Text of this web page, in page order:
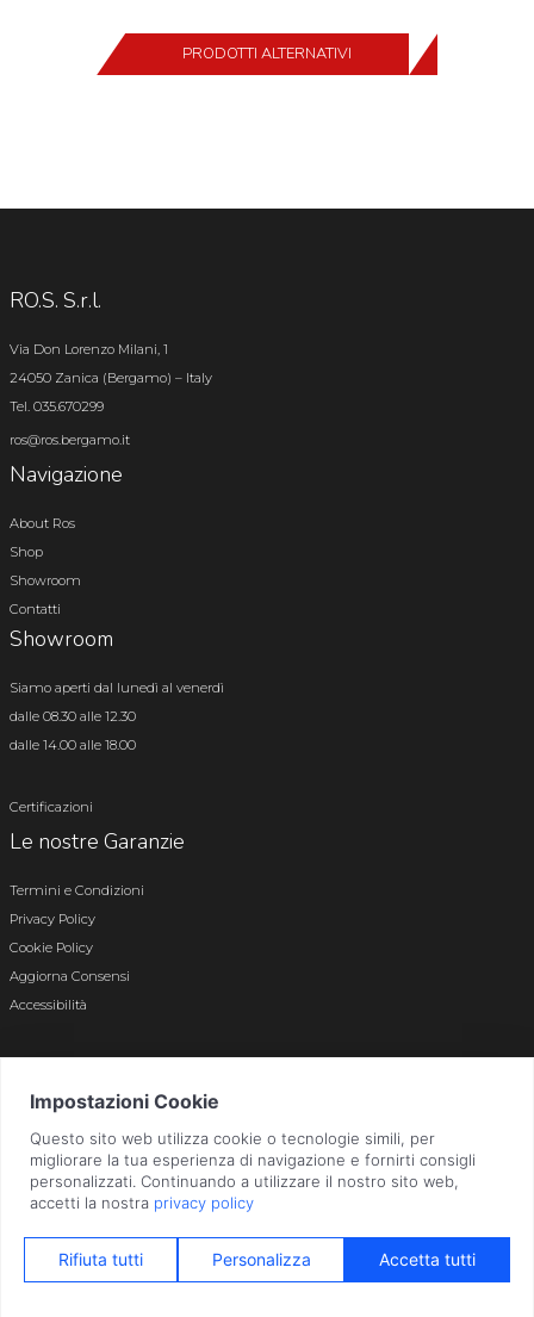
PRODOTTI ALTERNATIVI
RO.S. S.r.l.
Via Don Lorenzo Milani, 1
24050 Zanica (Bergamo) – Italy
Tel. 035.670299
ros@ros.bergamo.it
Navigazione
About Ros
Shop
Showroom
Contatti
Showroom
Siamo aperti dal lunedì al venerdì
dalle 08.30 alle 12.30
dalle 14.00 alle 18.00
Certificazioni
Le nostre Garanzie
Termini e Condizioni
Privacy Policy
Cookie Policy
Aggiorna Consensi
Accessibilità
Bergamo n. 01496180165 · Capitale Sociale i.v. € 800.000,00